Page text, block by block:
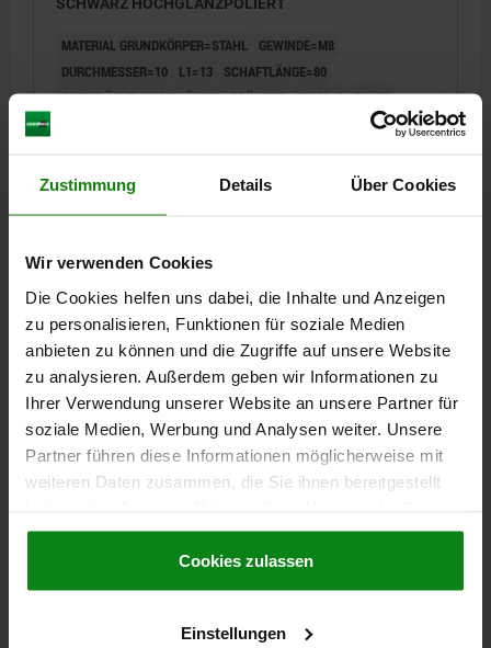
Zustimmung Details Über Cookies
Wir verwenden Cookies
Die Cookies helfen uns dabei, die Inhalte und Anzeigen
zu personalisieren, Funktionen für soziale Medien
anbieten zu können und die Zugriffe auf unsere Website
zu analysieren. Außerdem geben wir Informationen zu
Ihrer Verwendung unserer Website an unsere Partner für
soziale Medien, Werbung und Analysen weiter. Unsere
Partner führen diese Informationen möglicherweise mit
weiteren Daten zusammen, die Sie ihnen bereitgestellt
gesammelt haben.Cookie Richtlinien
Datenschutz|AGB
Cookies zulassen
Einstellungen
MATERIAL GRUNDKÖRPER=STAHL
GEWINDE=M8
DURCHMESSER=10
L1=13
SCHAFTLÄNGE=80
OBERFLÄCHE GRUNDKÖRPER=BRÜNIERT FORM=C D2=25
4,38 €
06360 C
GRIFFSTANGE M08, L=100, D=10, FORM:C
SCHWARZ HOCHGLANZPOLIERT
OBERFLÄCHE GRUNDKÖRPER=BRÜNIERT
FORM=C